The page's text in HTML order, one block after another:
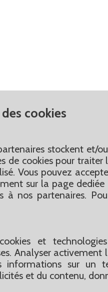
cookies
stockent et/
de cookies pour
Vous pouvez
sur la page dediée
à nos partenaires.
et
Analyser
informations sur un
et du contenu,